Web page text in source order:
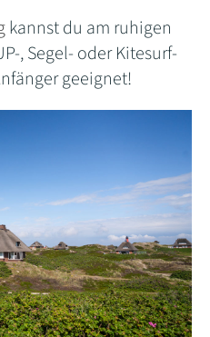
kannst du am ruhigen
, Segel- oder Kitesurf-
geeignet!